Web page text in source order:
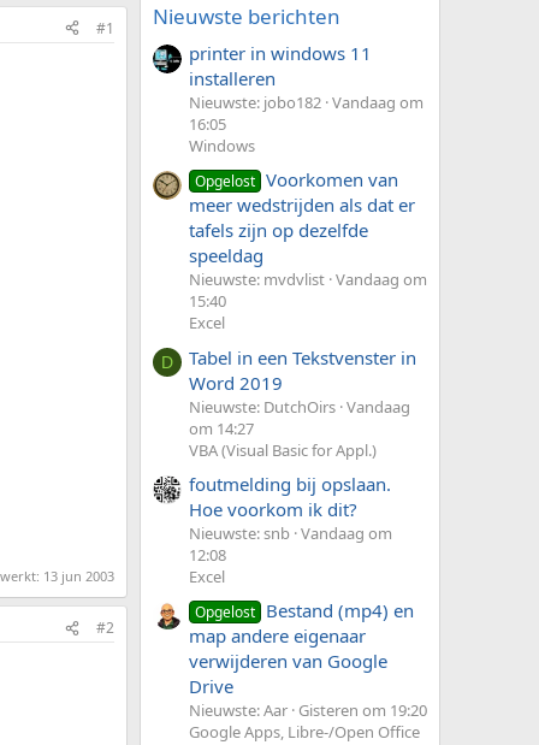
#1
13 jun 2003
#2
Nieuwste berichten
printer in windows 11
installeren
Nieuwste: jobo182 Vandaag om
16:05
Windows
Opgelost Voorkomen van
meer wedstrijden als dat er
tafels zijn op dezelfde
speeldag
Nieuwste: mvdvlist Vandaag om
15:40
Excel
D
Tabel in een Tekstvenster in
Word 2019
Nieuwste: DutchOirs Vandaag
om 14:27
VBA (Visual Basic for Appl.)
foutmelding bij opslaan.
Hoe voorkom ik dit?
Nieuwste: snb Vandaag om
12:08
Excel
Opgelost Bestand (mp4) en
map andere eigenaar
verwijderen van Google
Drive
Nieuwste: Aar Gisteren om 19:20
Google Apps, Libre-/Open Office